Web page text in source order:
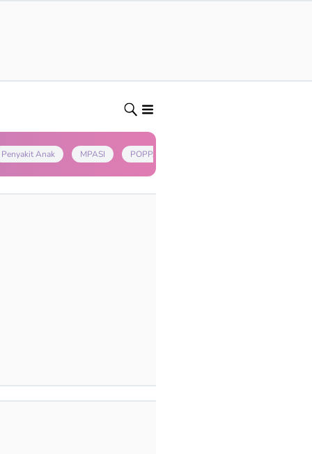
Penyakit Anak MPASI POPPAPA